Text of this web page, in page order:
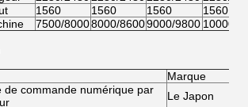
1560 1560 1560
1560
7500/80008000/86009000/9800 10000/
Marque
de commande numérique par
Le Japon